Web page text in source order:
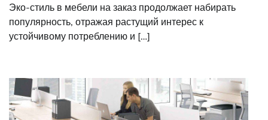
Эко-стиль в мебели на заказ продолжает набирать
популярность, отражая растущий интерес к
устойчивому потреблению и […]